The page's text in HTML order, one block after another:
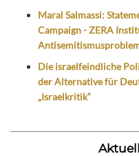
Maral Salmassi:
Campaign - ZERA
Die israelfeindliche
der Alternative für
„Israelkritik“